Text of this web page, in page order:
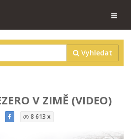
Vyhledat
V ZIMĚ (VIDEO)
8 613 x